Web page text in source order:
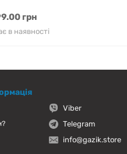
грн
в наявності
Viber
Telegram
info@gazik.store